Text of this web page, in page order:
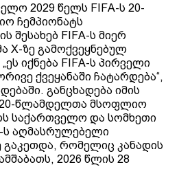
2029 წელს FIFA-ს 20-
ჩემპიონატს
შესახებ FIFA-ს მიერ
ზე გამოქვეყნებულ
იქნება FIFA-ს პირველი
ქვეყანაში ჩატარდება“,
განცხადება იმის
20-წლამდელთა მსოფლიო
საქართველო და სომხეთი
ს აღმასრულებელი
გაკეთდა, რომელიც კანადის
2026 წლის 28